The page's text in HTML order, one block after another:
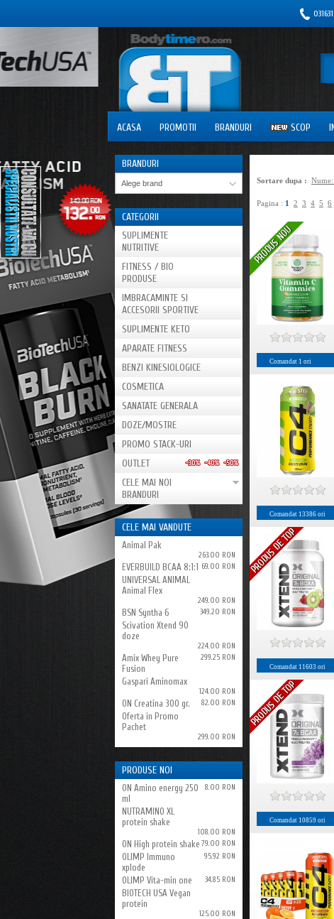
ACASA PROMOTII BRANDURI SCOP
BRANDURI
Alege brand
CATEGORII
SUPLIMENTE
NUTRITIVE
FITNESS / BIO
PRODUSE
IMBRACAMINTE SI
ACCESORII SPORTIVE
SUPLIMENTE KETO
APARATE FITNESS
BENZI KINESIOLOGICE
COSMETICA
SANATATE GENERALA
DOZE/MOSTRE
PROMO STACK-URI
OUTLET
CELE MAI NOI
BRANDURI
CELE MAI VANDUTE
Animal Pak
263.00 RON
EVERBUILD BCAA 8:1:1 69.00 RON
UNIVERSAL ANIMAL
Animal Flex
249.00 RON
BSN Syntha 6 349.20 RON
Scivation Xtend 90
doze
224.00 RON
Amix Whey Pure
Fusion
299.25 RON
Gaspari Aminomax
124.00 RON
ON Creatina 300 gr. 82.00 RON
Oferta in Promo
Pachet
299.00 RON
PRODUSE NOI
ON Amino energy 250
ml
8.00 RON
NUTRAMINO XL
protein shake
108.00 RON
ON High protein shake 79.00 RON
OLIMP Immuno
xplode
95.92 RON
OLIMP Vita-min one 34.85 RON
BIOTECH USA Vegan
protein
125.00 RON
Sortare dupa :
Pagina : 1 2 3 4 5 6
Comandat 1 ori
Comandat 13386 ori
Comandat 11603 ori
Comandat 10859 ori